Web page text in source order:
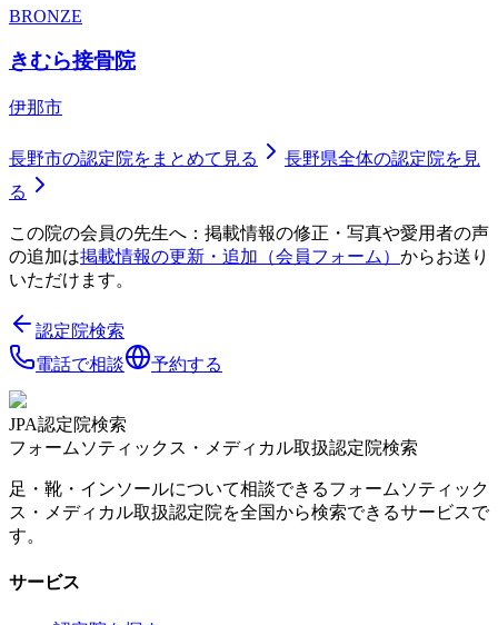
BRONZE
きむら接骨院
伊那市
長野市の認定院をまとめて見る 長野県全体の認定院を見
る
この院の会員の先生へ：掲載情報の修正・写真や愛用者の声
の追加は掲載情報の更新・追加（会員フォーム） からお送り
いただけます。
認定院検索
電話で相談
予約する
JPA認定院検索
フォームソティックス・メディカル取扱認定院検索
足・靴・インソールについて相談できるフォームソティック
ス・メディカル取扱認定院を全国から検索できるサービスで
す。
サービス